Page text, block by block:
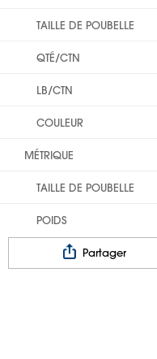
TAILLE DE POUBELLE
QTÉ/CTN
LB/CTN
COULEUR
MÉTRIQUE
TAILLE DE POUBELLE
POIDS
Partager